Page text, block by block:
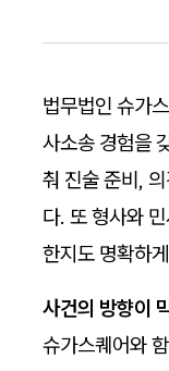
법무법인 슈가
사소송 경험을
춰 진술 준비,
다. 또 형사와
한지도 명확하
사건의 방향이
슈가스퀘어와